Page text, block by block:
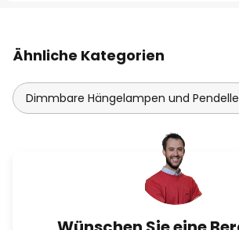
Ähnliche Kategorien
Dimmbare Hängelampen und